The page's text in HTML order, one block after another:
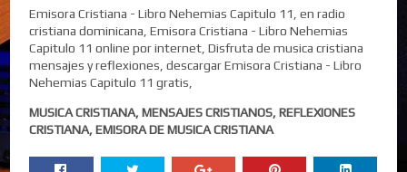
Emisora Cristiana - Libro Nehemias Capitulo 11, en radio
cristiana dominicana, Emisora Cristiana - Libro Nehemias
Capitulo 11 online por internet, Disfruta de musica cristiana
mensajes y reflexiones, descargar Emisora Cristiana - Libro
Nehemias Capitulo 11 gratis,
MUSICA CRISTIANA, MENSAJES CRISTIANOS, REFLEXIONES
CRISTIANA, EMISORA DE MUSICA CRISTIANA